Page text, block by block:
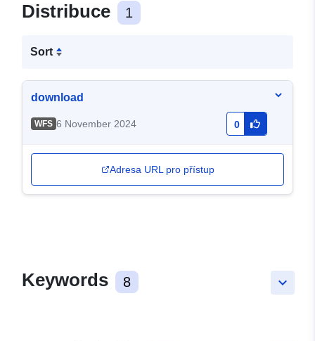
Distribuce 1
Sort
download
WFS 6 November 2024 0
Adresa URL pro přístup
keyboard_arrow_down
Keywords 8